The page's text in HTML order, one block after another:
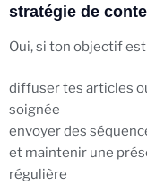
stratégie de
Oui, si ton objectif est
diffuser tes articles
soignée
envoyer des
et maintenir une
régulière